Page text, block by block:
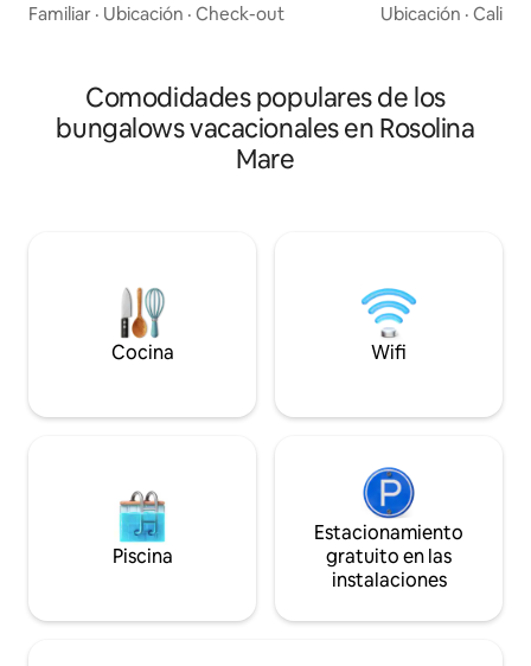
rollo de papel higiénico, 1 jabón de
completos)ventilador, Aire
acondicionado,consumo incluido,
TARIFA INDIVIDUAL para mascotas
25,00 € Impuesto sobre el alojamiento:
Familiar · Ubicación · Check-out
rollo de papel
Ubicación ·
Comodidades populares de los
bungalows vacacionales en Rosolina
Mare
Cocina Wifi
Piscina
Estacionamiento
gratuito en las
instalaciones